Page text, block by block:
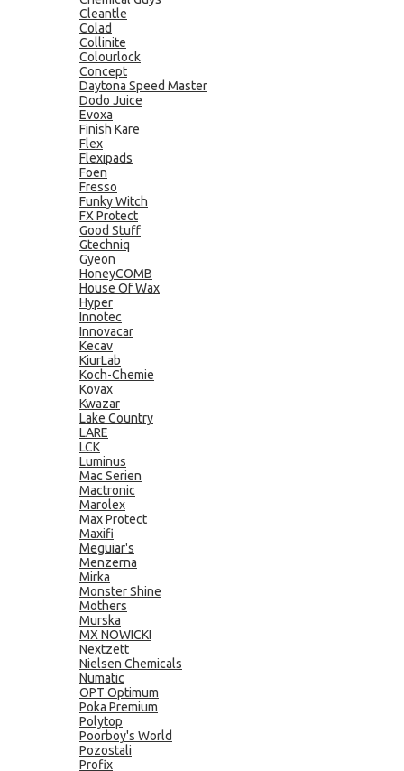
Cleantle
Colad
Collinite
Colourlock
Concept
Daytona Speed Master
Dodo Juice
Evoxa
Finish Kare
Flex
Flexipads
Foen
Fresso
Funky Witch
FX Protect
Good Stuff
Gtechniq
Gyeon
HoneyCOMB
House Of Wax
Hyper
Innotec
Innovacar
Kecav
KiurLab
Koch-Chemie
Kovax
Kwazar
Lake Country
LARE
LCK
Luminus
Mac Serien
Mactronic
Marolex
Max Protect
Maxifi
Meguiar's
Menzerna
Mirka
Monster Shine
Mothers
Murska
MX NOWICKI
Nextzett
Nielsen Chemicals
Numatic
OPT Optimum
Poka Premium
Polytop
Poorboy's World
Pozostali
Profix